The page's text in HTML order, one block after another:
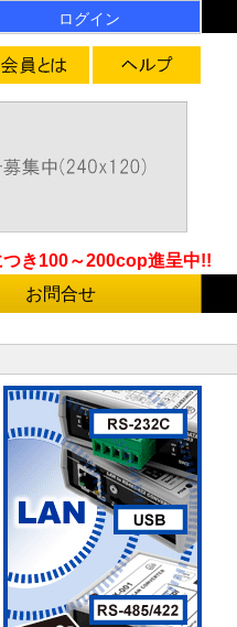
ログイン
き100～200cop進呈中!!
お問合せ